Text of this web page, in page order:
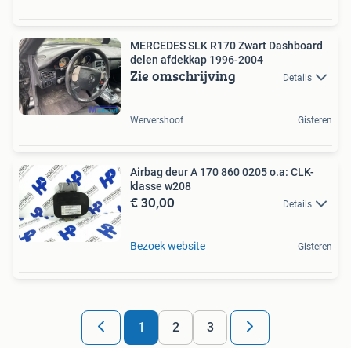
MERCEDES SLK R170 Zwart Dashboard
delen afdekkap 1996-2004
Zie omschrijving Details
Wervershoof Gisteren
Airbag deur A 170 860 0205 o.a: CLK-
klasse w208
€ 30,00 Details
Bezoek website Gisteren
1 2 3